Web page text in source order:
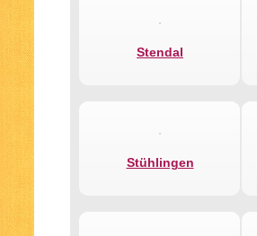
Stendal
Stühlingen